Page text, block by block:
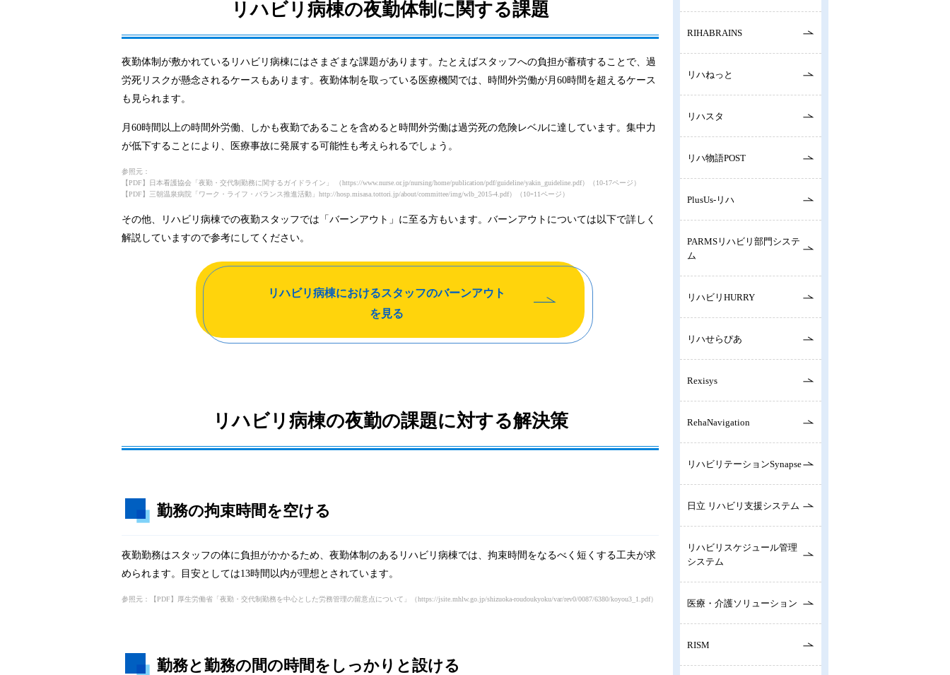
リハビリ病棟の夜勤体制に関する課題
夜勤体制が敷かれているリハビリ病棟にはさまざまな課題があります。たとえばスタッフへの負担が蓄積することで、過
労死リスクが懸念されるケースもあります。夜勤体制を取っている医療機関では、時間外労働が月60時間を超えるケース
も見られます。
月60時間以上の時間外労働、しかも夜勤であることを含めると時間外労働は過労死の危険レベルに達しています。集中力
が低下することにより、医療事故に発展する可能性も考えられるでしょう。
参照元：
【PDF】日本看護協会「夜勤・交代制勤務に関するガイドライン」
（https://www.nurse.or.jp/nursing/home/publication/pdf/guideline/yakin_guideline.pdf）（10-17ページ）
【PDF】三朝温泉病院「ワーク・ライフ・バランス推進活動」 http://hosp.misasa.tottori.jp/about/committee/img/wlb_2015-4.pdf）（10ｰ11ページ）
その他、リハビリ病棟での夜勤スタッフでは「バーンアウト」に至る方もいます。バーンアウトについては以下で詳しく
解説していますので参考にしてください。
リハビリ病棟におけるスタッフのバーンアウト
を見る
リハビリ病棟の夜勤の課題に対する解決策
勤務の拘束時間を空ける
夜勤勤務はスタッフの体に負担がかかるため、夜勤体制のあるリハビリ病棟では、拘束時間をなるべく短くする工夫が求
められます。目安としては13時間以内が理想とされています。
参照元：【PDF】厚生労働省「夜勤・交代制勤務を中心とした労務管理の留意点について」 （https://jsite.mhlw.go.jp/shizuoka-roudoukyoku/var/rev0/0087/6380/koyou3_1.pdf）（7ページ）
勤務と勤務の間の時間をしっかりと設ける
RIHABRAINS
リハねっと
リハスタ
リハ物語POST
PlusUs-リハ
PARMSリハビリ部門システ
ム
リハビリHURRY
リハせらぴあ
Rexisys
RehaNavigation
リハビリテーションSynapse
日立 リハビリ支援システム
リハビリスケジュール管理
システム
医療・介護ソリューション
RISM